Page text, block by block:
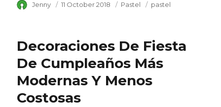
Author
Jenny
Posted
11 October 2018 Category
Pastel Tags
pastel
Decoraciones De Fiesta
De Cumpleaños Más
Modernas Y Menos
Costosas